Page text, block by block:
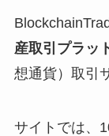
産取引プラッ
想通貨）取引
サイトでは、